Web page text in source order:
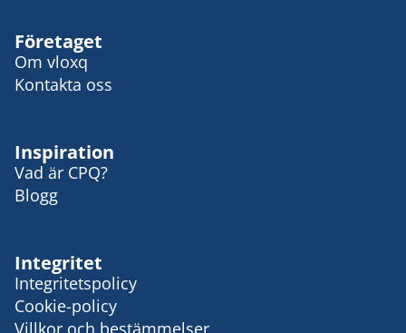
Företaget
Om vloxq
Kontakta oss
Inspiration
Vad är CPQ?
Blogg
Integritet
Integritetspolicy
Cookie-policy
Villkor och bestämmelser